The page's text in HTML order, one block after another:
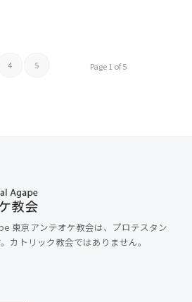
Page 1 of 5
4 5
東京アンテオケ教会は、プロテスタン
カトリック教会ではありません。